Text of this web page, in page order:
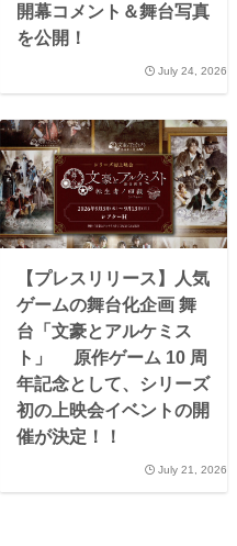
開幕コメント＆舞台写真
を公開！
July 24, 2026
【プレスリリース】人気
ゲームの舞台化企画 舞
台「文豪とアルケミス
ト」 原作ゲーム 10 周
年記念として、シリーズ
初の上映会イベントの開
催が決定！！
July 21, 2026